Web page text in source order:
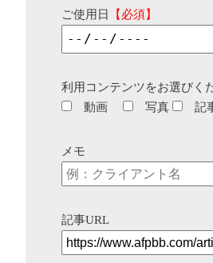
ご使用日 【必須】
利用コンテンツをお選びく
動画
写真 記
メモ
記事URL